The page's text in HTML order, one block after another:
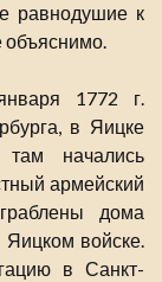
равнодушие к
объяснимо.
1772 г.
в Яицке
начались
армейский
дома
Яицком войске.
в Санкт-